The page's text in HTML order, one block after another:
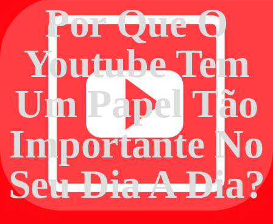
Por Que O
Youtube Tem
Um Papel Tão
Importante No
Seu Dia A Dia?